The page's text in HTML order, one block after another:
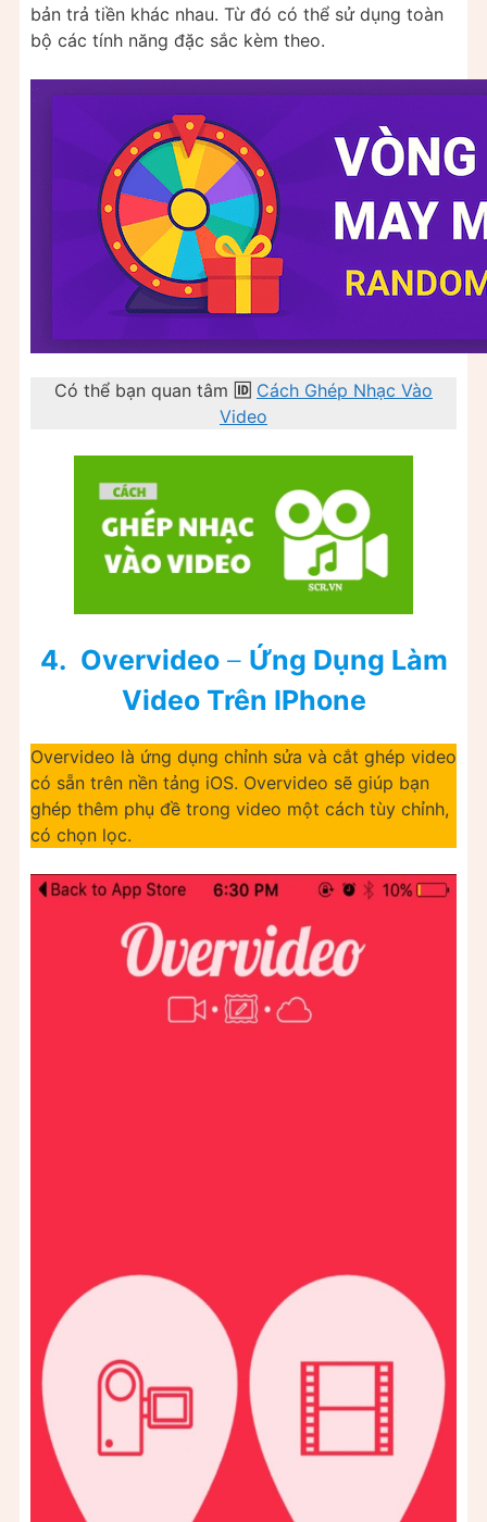
bản trả tiền khác nhau. Từ đó có thể sử dụng toàn
bộ các tính năng đặc sắc kèm theo.
Có thể bạn quan tâm 🆔 Cách Ghép Nhạc Vào
Video
4. Overvideo– Ứng Dụng Làm
Video Trên IPhone
Overvideo là ứng dụng chỉnh sửa và cắt ghép video
có sẵn trên nền tảng iOS. Overvideo sẽ giúp bạn
ghép thêm phụ đề trong video một cách tùy chỉnh,
có chọn lọc.